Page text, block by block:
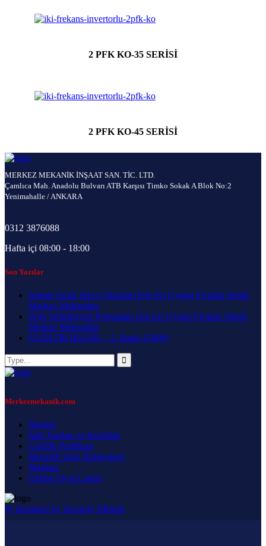
2 PFK KO-35 SERİSİ
2 PFK KO-45 SERİSİ
MERKEZ MEKANİK İNŞAAT SAN. TİC. LTD.
Çamlıca Mah. Anadolu Bulvarı ATB Karşısı Timko Sokak A Blok No:2
Yenimahalle / ANKARA
0312 3876088
Hafta içi 08:00 - 18:00
Son Yazılar
Isımak Sıcak Hava Cihazları İçin En Uygun Fiyatlar Şimdi
Merkez Mekanikte
Wilo Sirkülasyon Pompaları için En Uygun Fiyatlar Şimdi
Merkez Mekanikte
ELEKTROBANK – 2. Baskı (2008)
Merkezmekanik.com
İletişim
İade Şartları ve Kuralları
Gizlilik Politikası
Mesafeli Satış Sözleşmesi
Mağaza
Online Fiyat Listesi
@ designed by Securify Bilişim